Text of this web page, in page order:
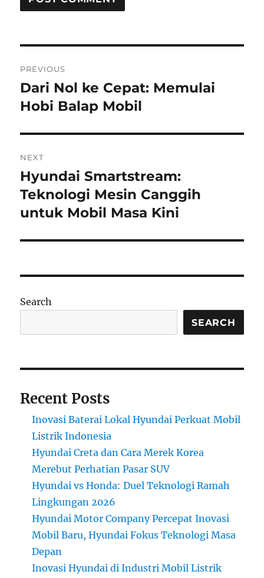
navigation
PREVIOUS
Previous
post:
Dari Nol ke Cepat: Memulai
Hobi Balap Mobil
NEXT
Next
post:
Hyundai Smartstream:
Teknologi Mesin Canggih
untuk Mobil Masa Kini
Search
SEARCH
Recent Posts
Inovasi Baterai Lokal Hyundai Perkuat Mobil
Listrik Indonesia
Hyundai Creta dan Cara Merek Korea
Merebut Perhatian Pasar SUV
Hyundai vs Honda: Duel Teknologi Ramah
Lingkungan 2026
Hyundai Motor Company Percepat Inovasi
Mobil Baru, Hyundai Fokus Teknologi Masa
Depan
Inovasi Hyundai di Industri Mobil Listrik